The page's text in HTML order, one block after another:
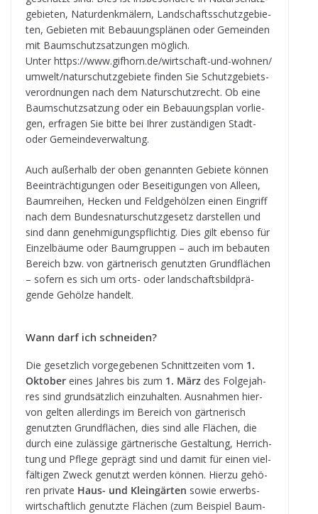
ge­bie­ten, Natur­denk­mä­lern, Land­schafts­schutz­ge­bie­
ten, Gebie­ten mit Bebau­ungs­plä­nen oder Gemein­den
mit Baum­schutz­sat­zun­gen mög­lich.
Unter https://​www​.gif​horn​.de/​w​i​r​t​s​c​h​a​f​t​-​u​n​d​-​w​o​h​n​e​n​/​
u​m​w​e​l​t​/​n​a​t​u​r​s​c​h​u​t​z​g​e​b​i​ete fin­den Sie Schutz­ge­biets­
ver­ord­nun­gen nach dem Natur­schutz­recht. Ob eine
Baum­schutz­sat­zung oder ein Bebau­ungs­plan vor­lie­
gen, erfra­gen Sie bitte bei Ihrer zustän­di­gen Stadt-
oder Gemeindeverwaltung.
Auch außer­halb der oben genann­ten Gebiete kön­nen
Beein­träch­ti­gun­gen oder Besei­ti­gun­gen von Alleen,
Baum­rei­hen, Hecken und Feld­ge­höl­zen einen Ein­griff
nach dem Bun­des­na­tur­schutz­ge­setz dar­stel­len und
sind dann geneh­mi­gungs­pflich­tig. Dies gilt ebenso für
Ein­zel­bäume oder Baum­grup­pen – auch im bebau­ten
Bereich bzw. von gärt­ne­risch genutz­ten Grund­flä­chen
– sofern es sich um orts- oder land­schafts­bild­prä­
gende Gehölze handelt.
Wann darf ich schneiden?
Die gesetz­lich vor­ge­ge­be­nen Schnitt­zei­ten vom 1.
Okto­ber eines Jah­res bis zum 1. März des Fol­ge­jah­
res sind grund­sätz­lich ein­zu­hal­ten. Aus­nah­men hier­
von gel­ten aller­dings im Bereich von gärt­ne­risch
genutz­ten Grund­flä­chen, dies sind alle Flä­chen, die
durch eine zuläs­sige gärt­ne­ri­sche Gestal­tung, Her­rich­
tung und Pflege geprägt sind und damit für einen viel­
fäl­ti­gen Zweck genutzt wer­den kön­nen. Hierzu gehö­
ren pri­vate Haus- und Klein­gär­ten sowie erwerbs­
wirt­schaft­lich genutzte Flä­chen (zum Bei­spiel Baum­